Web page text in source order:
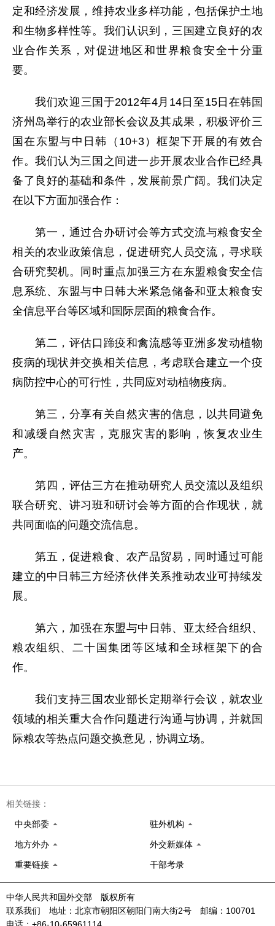
定和经济发展，维持农业多样功能，包括保护土地
和生物多样性等。我们认识到，三国建立良好的农
业合作关系，对促进地区和世界粮食安全十分重
要。
我们欢迎三国于2012年4月14日至15日在韩国
济州岛举行的农业部长会议及其成果，积极评价三
国在东盟与中日韩（10+3）框架下开展的有效合
作。我们认为三国之间进一步开展农业合作已经具
备了良好的基础和条件，发展前景广阔。我们决定
在以下方面加强合作：
第一，通过合办研讨会等方式交流与粮食安全
相关的农业政策信息，促进研究人员交流，寻求联
合研究契机。同时重点加强三方在东盟粮食安全信
息系统、东盟与中日韩大米紧急储备和亚太粮食安
全信息平台等区域和国际层面的粮食合作。
第二，评估口蹄疫和禽流感等亚洲多发动植物
疫病的现状并交换相关信息，考虑联合建立一个疫
病防控中心的可行性，共同应对动植物疫病。
第三，分享有关自然灾害的信息，以共同避免
和减缓自然灾害，克服灾害的影响，恢复农业生
产。
第四，评估三方在推动研究人员交流以及组织
联合研究、讲习班和研讨会等方面的合作现状，就
共同面临的问题交流信息。
第五，促进粮食、农产品贸易，同时通过可能
建立的中日韩三方经济伙伴关系推动农业可持续发
展。
第六，加强在东盟与中日韩、亚太经合组织、
粮农组织、二十国集团等区域和全球框架下的合
作。
我们支持三国农业部长定期举行会议，就农业
领域的相关重大合作问题进行沟通与协调，并就国
际粮农等热点问题交换意见，协调立场。
相关链接：
中央部委 驻外机构
地方外办 外交新媒体
重要链接 干部考录
中华人民共和国外交部 版权所有
联系我们 地址：北京市朝阳区朝阳门南大街2号 邮编：100701